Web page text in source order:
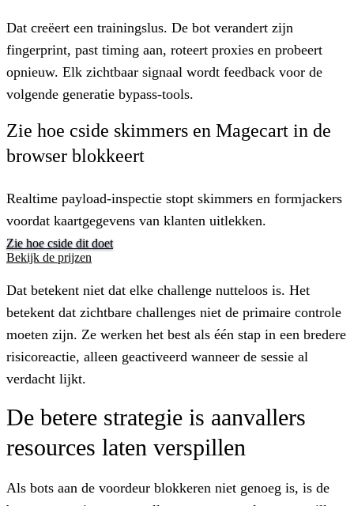
Dat creëert een trainingslus. De bot verandert zijn
fingerprint, past timing aan, roteert proxies en probeert
opnieuw. Elk zichtbaar signaal wordt feedback voor de
volgende generatie bypass-tools.
Zie hoe cside skimmers en Magecart in de
browser blokkeert
Realtime payload-inspectie stopt skimmers en formjackers
voordat kaartgegevens van klanten uitlekken.
Zie hoe cside dit doet
Bekijk de prijzen
Dat betekent niet dat elke challenge nutteloos is. Het
betekent dat zichtbare challenges niet de primaire controle
moeten zijn. Ze werken het best als één stap in een bredere
risicoreactie, alleen geactiveerd wanneer de sessie al
verdacht lijkt.
De betere strategie is aanvallers
resources laten verspillen
Als bots aan de voordeur blokkeren niet genoeg is, is de